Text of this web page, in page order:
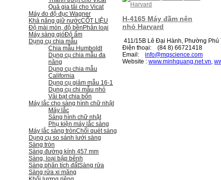
Quả gia tải cho Vicat
Máy đo độ đục Wagner
Khả năng giữ nướcCỐT LIỆU
Độ mài mòn, độ bền Phân loại
Máy sàng gióĐộ ẩm
Dụng cụ chia mẫu
Chia mẫu Humboldt
Dụng cụ chia mẫu đa
năng
Dụng cụ chia mẫu
California
Dụng cụ giảm mẫu 16-1
Dụng cụ chi mẫu nhỏ
Vải bạt chia bốn
Máy lắc cho sàng hình chữ nhật
Máy lắc
Sàng hình chữ nhật
Phụ kiện máy lắc sàng
Máy lắc sàng trònChổi quét sàng
Dụng cụ so sánh lưới sàng
Sàng tròn
Sàng đường kính 457 mm
Sàng, loại bập bênh
Sàng phân tích đấtSàng rửa
Sàng rửa xi măng
H-4165 Máy đầm nện
nhỏ Harvard
411/15B Lê Đại Hành, Phường Phú
Điện thoại: (84 8) 66721418
Email: info@mqscience.com
Website : www.minhquang.net.vn,